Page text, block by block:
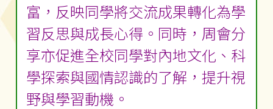
富，反映同學將交流成果轉化為學
習反思與成長心得。同時，周會分
享亦促進全校同學對內地文化、科
學探索與國情認識的了解，提升視
野與學習動機。